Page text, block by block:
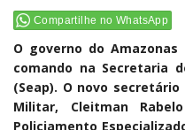
Compartilhe no WhatsApp
O governo do
comando na Secretaria
(Seap). O novo
Militar, Cleitman
Policiamento